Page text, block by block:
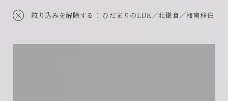
絞り込みを解除する ： ひだまりのLDK／北鎌倉／湘南移住